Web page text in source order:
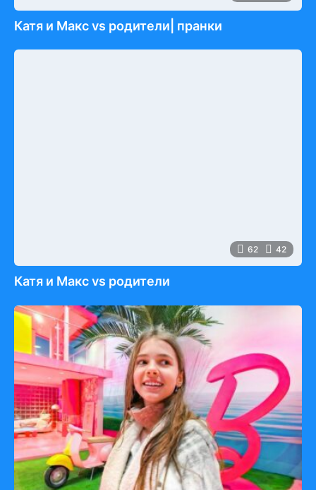
Катя и Макс vs родители| пранки
62 42
Катя и Макс vs родители